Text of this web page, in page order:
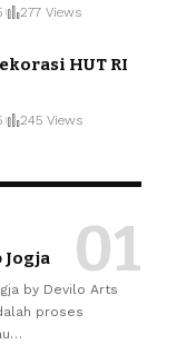
277 Views
HUT RI
245 Views
Jogja
by Devilo Arts
proses
…